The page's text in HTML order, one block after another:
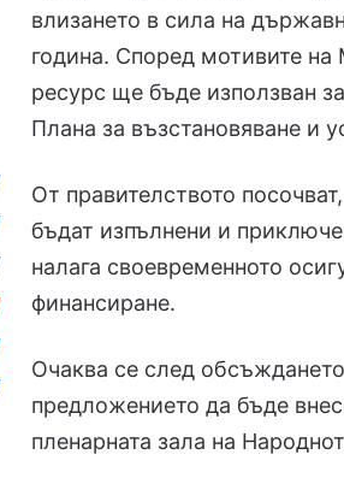
влизането в сила на
година. Според мотивите
ресурс ще бъде използван
Плана за възстановяване и
От правителството
бъдат изпълнени и
налага своевременното
финансиране.
Очаква се след
предложението да бъде
пленарната зала на